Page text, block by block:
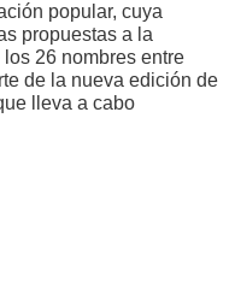
popular, cuya
propuestas a la
26 nombres entre
de la nueva edición de
lleva a cabo